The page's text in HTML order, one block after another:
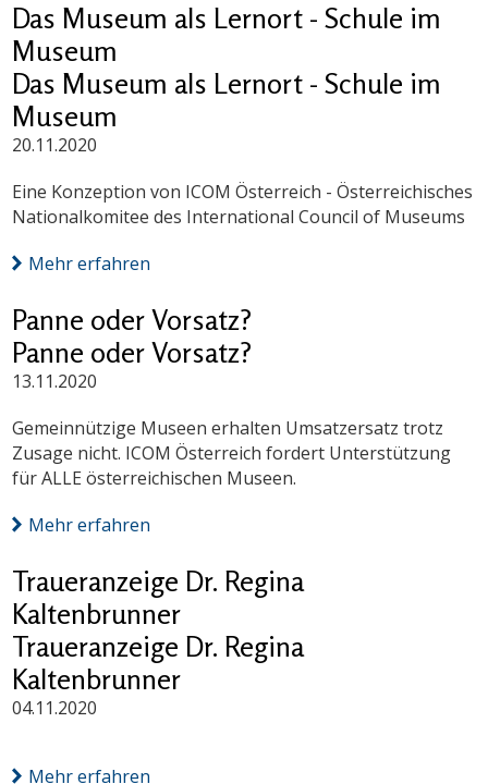
Das Museum als Lernort - Schule im
Museum
Das Museum als Lernort - Schule im
Museum
20.11.2020
Eine Konzeption von ICOM Österreich - Österreichisches
Nationalkomitee des International Council of Museums
Mehr erfahren
Panne oder Vorsatz?
Panne oder Vorsatz?
13.11.2020
Gemeinnützige Museen erhalten Umsatzersatz trotz
Zusage nicht. ICOM Österreich fordert Unterstützung
für ALLE österreichischen Museen.
Mehr erfahren
Traueranzeige Dr. Regina
Kaltenbrunner
Traueranzeige Dr. Regina
Kaltenbrunner
04.11.2020
Mehr erfahren